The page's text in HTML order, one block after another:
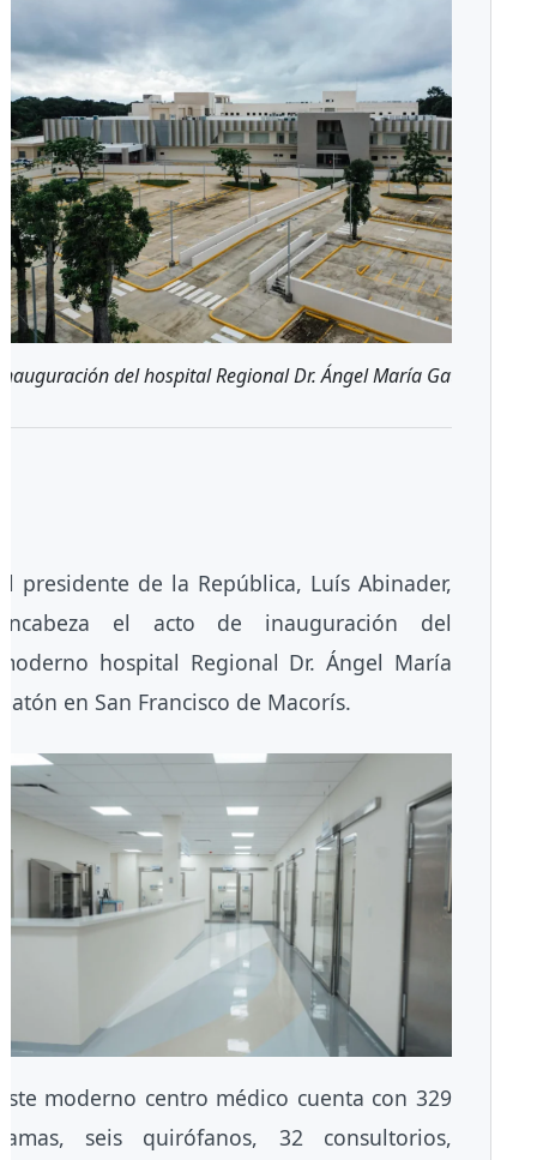
del hospital Regional Dr. Ángel María Gatón en
presidente de la República, Luís Abinader,
el acto de inauguración del
hospital Regional Dr. Ángel María
en San Francisco de Macorís.
moderno centro médico cuenta con 329
seis quirófanos, 32 consultorios,